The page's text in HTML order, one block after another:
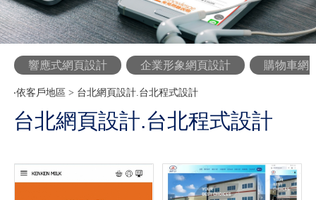
響應式網頁設計 企業形象網頁設計 購物車網
‧依客戶地區 > 台北網頁設計.台北程式設計
台北網頁設計.台北程式設計